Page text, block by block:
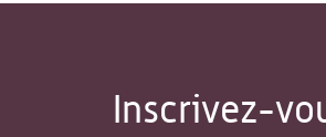
Inscrivez-